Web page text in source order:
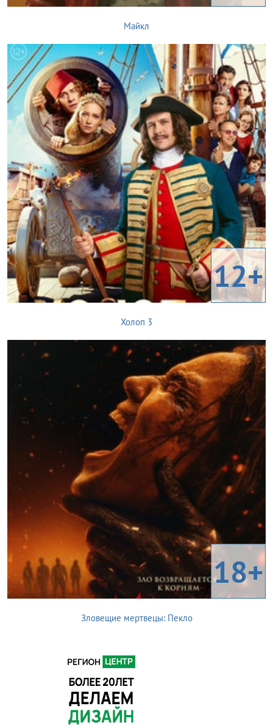
Майкл
12+
Холоп 3
18+
Зловещие мертвецы: Пекло